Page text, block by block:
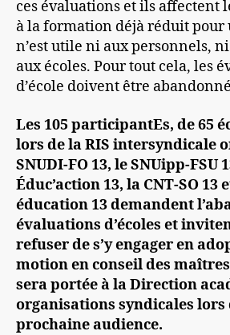
ces évaluations et ils affectent
à la formation déjà réduit
n’est utile ni aux personnels,
aux écoles. Pour tout cela, les
d’école doivent être
Les 105 participantEs, de 65
lors de la RIS intersyndicale
SNUDI-FO 13, le SNUipp-FSU
Éduc’action 13, la CNT-SO 13
éducation 13 demandent
évaluations d’écoles et
refuser de s’y engager en
motion en conseil des
sera portée à la Direction
organisations syndicales lors
prochaine audience.